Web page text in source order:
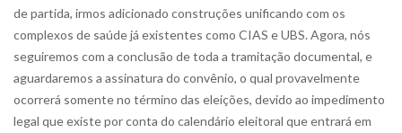
de partida, irmos adicionado construções unificando com os
complexos de saúde já existentes como CIAS e UBS. Agora, nós
seguiremos com a conclusão de toda a tramitação documental, e
aguardaremos a assinatura do convênio, o qual provavelmente
ocorrerá somente no término das eleições, devido ao impedimento
legal que existe por conta do calendário eleitoral que entrará em